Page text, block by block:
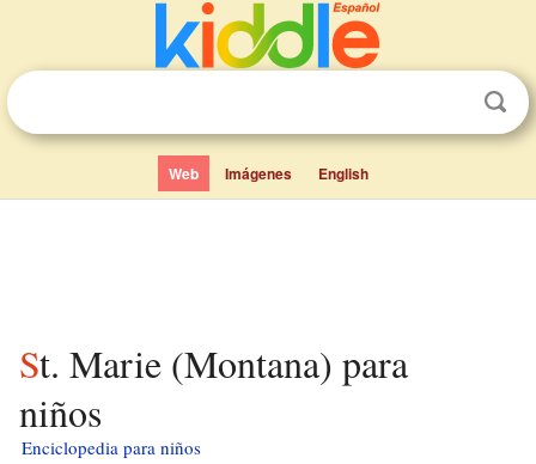
Web Imágenes English
St. Marie (Montana) para
niños
Enciclopedia para niños